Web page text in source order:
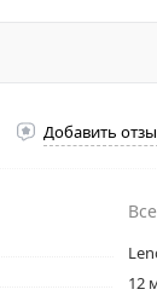
Добавить
12